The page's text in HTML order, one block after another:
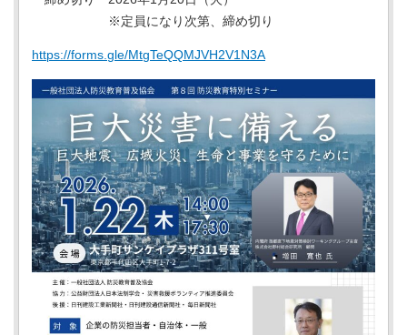
※定員になり次第、締め切り
https://forms.gle/MtgTeQQMJVH2V1N3A